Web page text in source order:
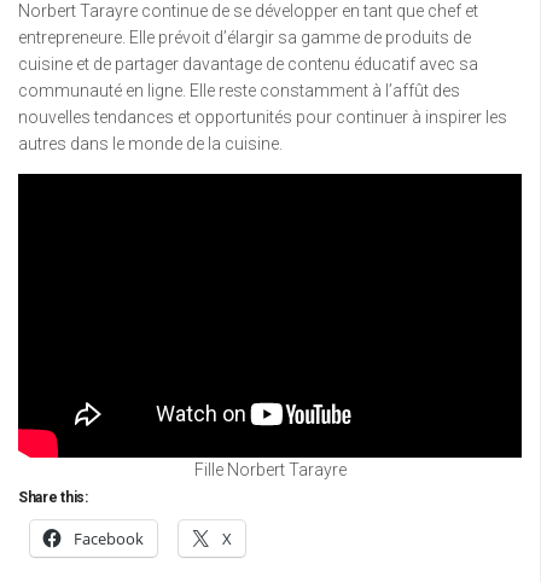
Norbert Tarayre continue de se développer en tant que chef et
entrepreneure. Elle prévoit d’élargir sa gamme de produits de
cuisine et de partager davantage de contenu éducatif avec sa
communauté en ligne. Elle reste constamment à l’affût des
nouvelles tendances et opportunités pour continuer à inspirer les
autres dans le monde de la cuisine.
Fille Norbert Tarayre
Share this:
Facebook X